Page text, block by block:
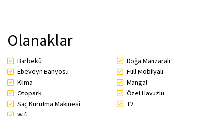
Olanaklar
Barbekü
Doğa Manzaralı
Ebeveyn Banyosu
Full Mobilyalı
Klima
Mangal
Otopark
Özel Havuzlu
Saç Kurutma Makinesi
TV